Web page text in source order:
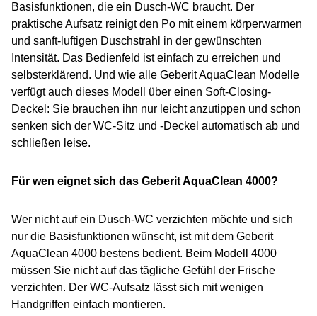
Basisfunktionen, die ein Dusch-WC braucht. Der
praktische Aufsatz reinigt den Po mit einem körperwarmen
und sanft-luftigen Duschstrahl in der gewünschten
Intensität. Das Bedienfeld ist einfach zu erreichen und
selbsterklärend. Und wie alle Geberit AquaClean Modelle
verfügt auch dieses Modell über einen Soft-Closing-
Deckel: Sie brauchen ihn nur leicht anzutippen und schon
senken sich der WC-Sitz und -Deckel automatisch ab und
schließen leise.
Für wen eignet sich das Geberit AquaClean 4000?
Wer nicht auf ein Dusch-WC verzichten möchte und sich
nur die Basisfunktionen wünscht, ist mit dem Geberit
AquaClean 4000 bestens bedient. Beim Modell 4000
müssen Sie nicht auf das tägliche Gefühl der Frische
verzichten. Der WC-Aufsatz lässt sich mit wenigen
Handgriffen einfach montieren.